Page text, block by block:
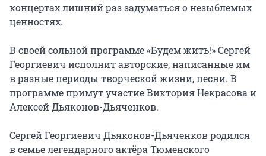
концертах лишний раз задуматься о незыблемых
ценностях.
В своей сольной программе «Будем жить!» Сергей
Георгиевич исполнит авторские, написанные им
в разные периоды творческой жизни, песни. В
программе примут участие Виктория Некрасова и
Алексей Дьяконов-Дьяченков.
Сергей Георгиевич Дьяконов-Дьяченков родился
в семье легендарного актёра Тюменского